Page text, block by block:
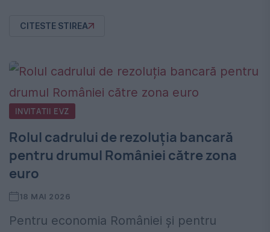
CITESTE STIREA
INVITATII EVZ
Rolul cadrului de rezoluția bancară
pentru drumul României către zona
euro
18 MAI 2026
Pentru economia României și pentru